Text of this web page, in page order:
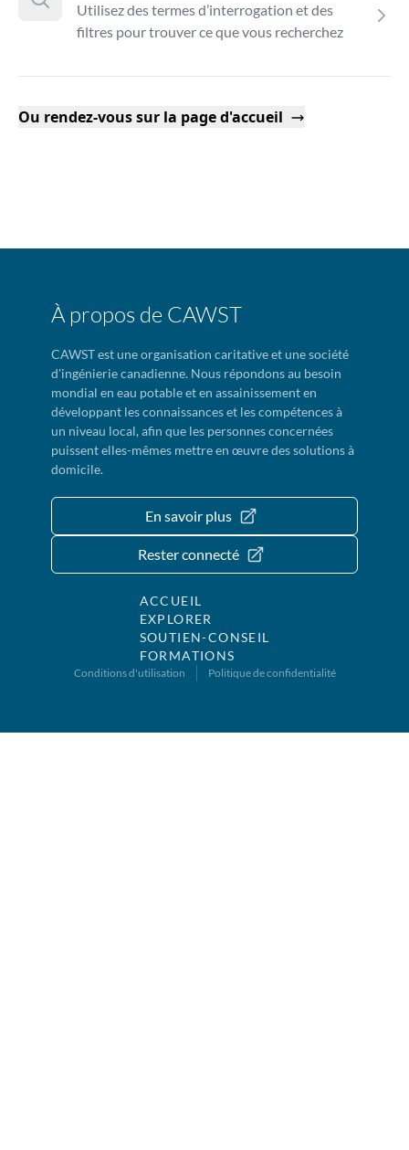
Utilisez des termes d’interrogation et des
filtres pour trouver ce que vous recherchez
Ou rendez-vous sur la page d'accueil
À propos de CAWST
CAWST est une organisation caritative et une société
d'ingénierie canadienne. Nous répondons au besoin
mondial en eau potable et en assainissement en
développant les connaissances et les compétences à
un niveau local, afin que les personnes concernées
puissent elles-mêmes mettre en œuvre des solutions à
domicile.
En savoir plus
Rester connecté
ACCUEIL
EXPLORER
SOUTIEN-CONSEIL
FORMATIONS
Conditions d'utilisation Politique de confidentialité